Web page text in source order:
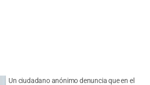
Un ciudadano anónimo denuncia que en el